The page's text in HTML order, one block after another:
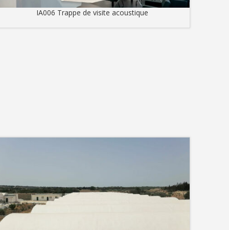
IA006 Trappe de visite acoustique